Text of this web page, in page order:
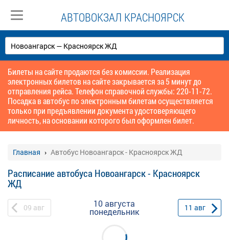
АВТОВОКЗАЛ КРАСНОЯРСК
Билеты на сайте продаются без комиссии. Реализация
электронных билетов на сайте закрывается за 5 минут до
отправления рейса. Телефон справочной службы: 220-11-72.
Посадка в автобус по электронным билетам осуществляется
только при предъявлении документа удостоверяющего
личность, на основании которого был оформлен билет.
Главная Автобус Новоангарск - Красноярск ЖД
Расписание автобуса Новоангарск - Красноярск
ЖД
09 авг 10 августа
понедельник 11 авг